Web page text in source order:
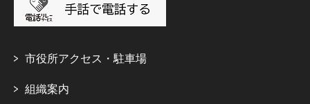
市役所アクセス・駐車場
組織案内